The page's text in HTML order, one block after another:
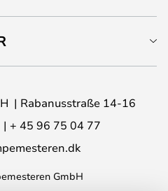
Rabanusstraße 14-16
+ 45 96 75 04 77
GmbH